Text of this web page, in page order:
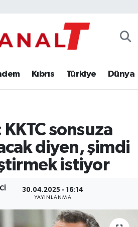
Kıbrıs Türkiye Dünya
sonsuza
diyen, şimdi
istiyor
30.04.2025 - 16:14
YAYINLANMA